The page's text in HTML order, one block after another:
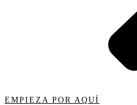
EMPIEZA POR AQUÍ